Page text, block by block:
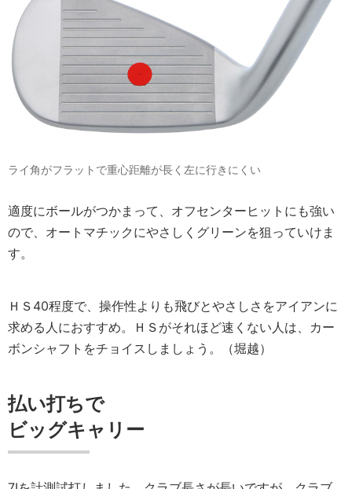
ライ角がフラットで重心距離が長く左に行きにくい
適度にボールがつかまって、オフセンターヒットにも強い
ので、オートマチックにやさしくグリーンを狙っていけま
す。
ＨＳ40程度で、操作性よりも飛びとやさしさをアイアンに
求める人におすすめ。ＨＳがそれほど速くない人は、カー
ボンシャフトをチョイスしましょう。（堀越）
払い打ちで
ビッグキャリー